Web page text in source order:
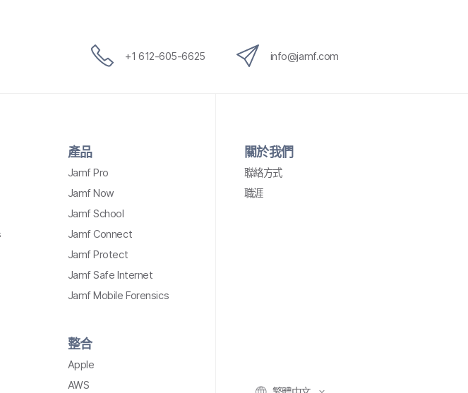
+1 612-605-6625 info@jamf.com
產品
Jamf Pro
Jamf Now
Jamf School
Jamf Connect
Jamf Protect
Jamf Safe Internet
Jamf Mobile Forensics
整合
Apple
AWS
關於​我們
聯絡​方式
職涯